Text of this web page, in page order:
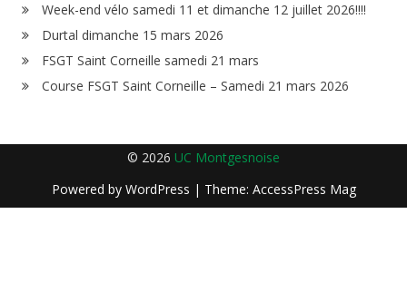
Week-end vélo samedi 11 et dimanche 12 juillet 2026!!!!
Durtal dimanche 15 mars 2026
FSGT Saint Corneille samedi 21 mars
Course FSGT Saint Corneille – Samedi 21 mars 2026
© 2026 UC Montgesnoise
Powered by WordPress | Theme: AccessPress Mag